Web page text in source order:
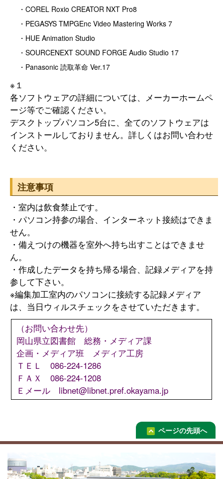
・COREL Roxio CREATOR NXT Pro8
・PEGASYS TMPGEnc Video Mastering Works 7
・HUE Animation Studio
・SOURCENEXT SOUND FORGE Audio Studio 17
・Panasonic 読取革命 Ver.17
※１
各ソフトウェアの詳細については、メーカーホームペ
ージ等でご確認ください。
デスクトップパソコン5台に、全てのソフトウェアは
インストールしておりません。詳しくはお問い合わせ
ください。
注意事項
・室内は飲食禁止です。
・パソコン持参の場合、インターネット接続はできま
せん。
・備えつけの機器を室外へ持ち出すことはできませ
ん。
・作成したデータを持ち帰る場合、記録メディアを持
参して下さい。
※編集加工室内のパソコンに接続する記録メディア
は、当日ウィルスチェックをさせていただきます。
（お問い合わせ先）
岡山県立図書館 総務・メディア課
企画・メディア班 メディア工房
ＴＥＬ 086-224-1286
ＦＡＸ 086-224-1208
Ｅメール libnet@libnet.pref.okayama.jp
ページの先頭へ